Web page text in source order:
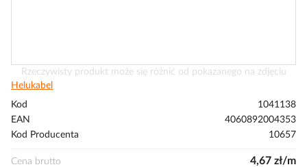
Przejdź
na
początek
Rzeczywisty produkt może się różnić od pokazanego na zdjęciu
Helukabel
Kod
1041138
EAN
4060892004353
Kod Producenta
10657
Cena brutto 4,67 zł/m